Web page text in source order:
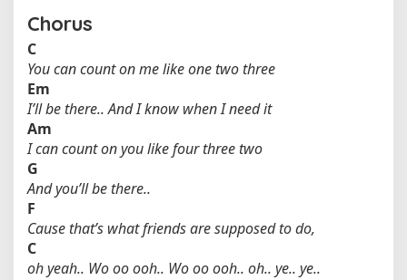
Chorus
C
You can count on me like one two three
Em
I’ll be there.. And I know when I need it
Am
I can count on you like four three two
G
And you’ll be there..
F
Cause that’s what friends are supposed to do,
C
oh yeah.. Wo oo ooh.. Wo oo ooh.. oh.. ye.. ye..